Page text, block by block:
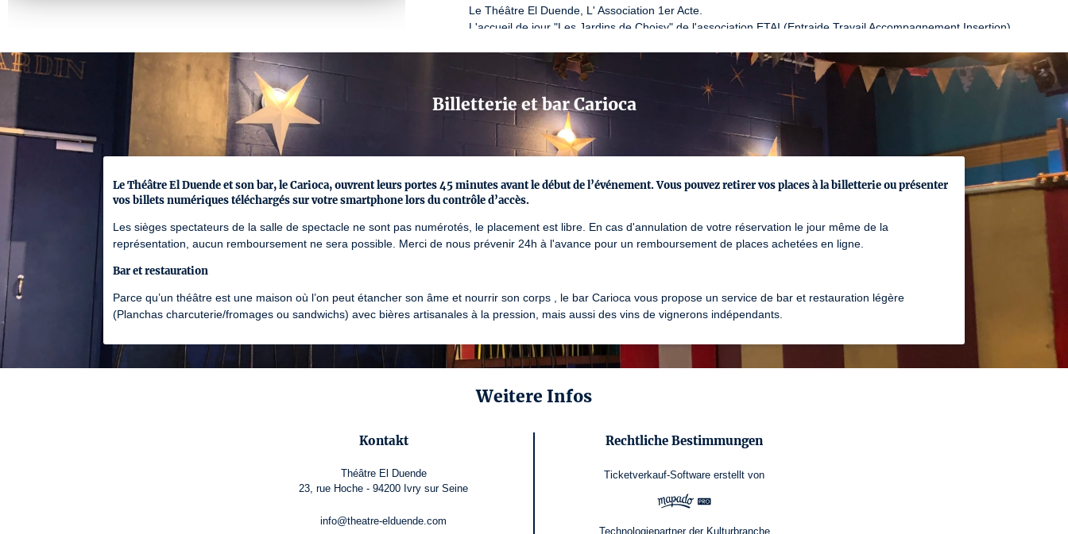
Le Théâtre El Duende, L' Association 1er Acte.
L'accueil de jour "Les Jardins de Choisy" de l'association ETAI (Entraide Travail Accompagnement Insertion)
19h > Sincères, spontanés, inconditionnels.
Résidence de création suivi d'une restitution théâtrale
Quelques jours de création pour replacer au centre de la scène toute la force, la beauté et la puissance de 6 artistes,
regroupés vulgairement sous le terme "déficient mentaux".
Le temps de quelques instants, être ramenés à nos propres déficiences :
Recevoir à l'état brut et dans une générosité sans calcul leur empathie, leur lumière, leur tendresse, leur amour.
Sincères, spontanés, inconditionnels.
Les artistes sont issus de 2 structures handicap du Val de Marne
Ateliers animés par Margaux Gander
Le Théâtre El Duende, L' Association 1er Acte.
La maison de quartier Pierre et Marie Curie présentent
Résidence de création suivi d'une restitution théâtrale
Animé par Mehdi Kerouani et Vanina Adrover
Connaissez-vous l’Autistan ? C’est comme un pays que l’on ne voit, mais qui existe du fond de nos cœurs. Un havre
de paix que l’on cherche toute sa vie, mais que l’on peut trouver partout au fil de nos rencontres, au fur et à mesure
Billetterie et bar Carioca
Le Théâtre El Duende et son bar, le Carioca, ouvrent leurs portes 45 minutes avant le début de l’événement. Vous pouvez retirer vos places à la billetterie ou présenter
vos billets numériques téléchargés sur votre smartphone lors du contrôle d’accès.
Les sièges spectateurs de la salle de spectacle ne sont pas numérotés, le placement est libre. En cas d'annulation de votre réservation le jour même de la
représentation, aucun remboursement ne sera possible. Merci de nous prévenir 24h à l'avance pour un remboursement de places achetées en ligne.
Bar et restauration
Parce qu’un théâtre est une maison où l’on peut étancher son âme et nourrir son corps , le bar Carioca vous propose un service de bar et restauration légère
(Planchas charcuterie/fromages ou sandwichs) avec bières artisanales à la pression, mais aussi des vins de vignerons indépendants.
Weitere Infos
Kontakt
Théâtre El Duende
23, rue Hoche - 94200 Ivry sur Seine
info@theatre-elduende.com
Rechtliche Bestimmungen
Ticketverkauf-Software erstellt von
Technologiepartner der Kulturbranche